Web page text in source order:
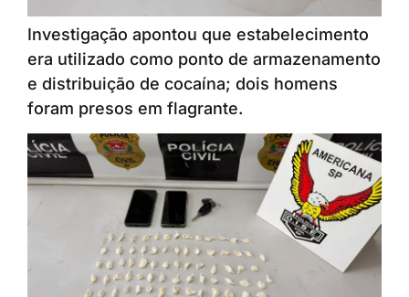
Investigação apontou que estabelecimento
era utilizado como ponto de armazenamento
e distribuição de cocaína; dois homens
foram presos em flagrante.